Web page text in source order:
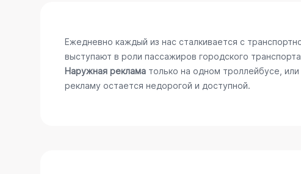
Ежедневно каждый из нас сталкивается с
выступают в роли пассажиров городского
Наружная реклама только на одном троллейбусе,
рекламу остается недорогой и доступной.